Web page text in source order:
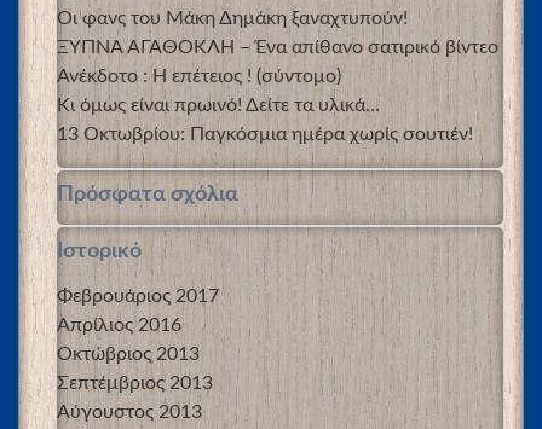
Οι φανς του Μάκη Δημάκη ξαναχτυπούν!
ΞΥΠΝΑ ΑΓΑΘΟΚΛΗ – Ένα απίθανο σατιρικό βίντεο
Ανέκδοτο : Η επέτειος ! (σύντομο)
Κι όμως είναι πρωινό! Δείτε τα υλικά…
13 Οκτωβρίου: Παγκόσμια ημέρα χωρίς σουτιέν!
Πρόσφατα σχόλια
Ιστορικό
Φεβρουάριος 2017
Απρίλιος 2016
Οκτώβριος 2013
Σεπτέμβριος 2013
Αύγουστος 2013